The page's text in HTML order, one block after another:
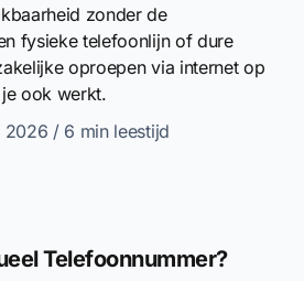
zonder de
fysieke telefoonlijn of dure
oproepen via internet op
ook werkt.
2026 / 6 min leestijd
Telefoonnummer?